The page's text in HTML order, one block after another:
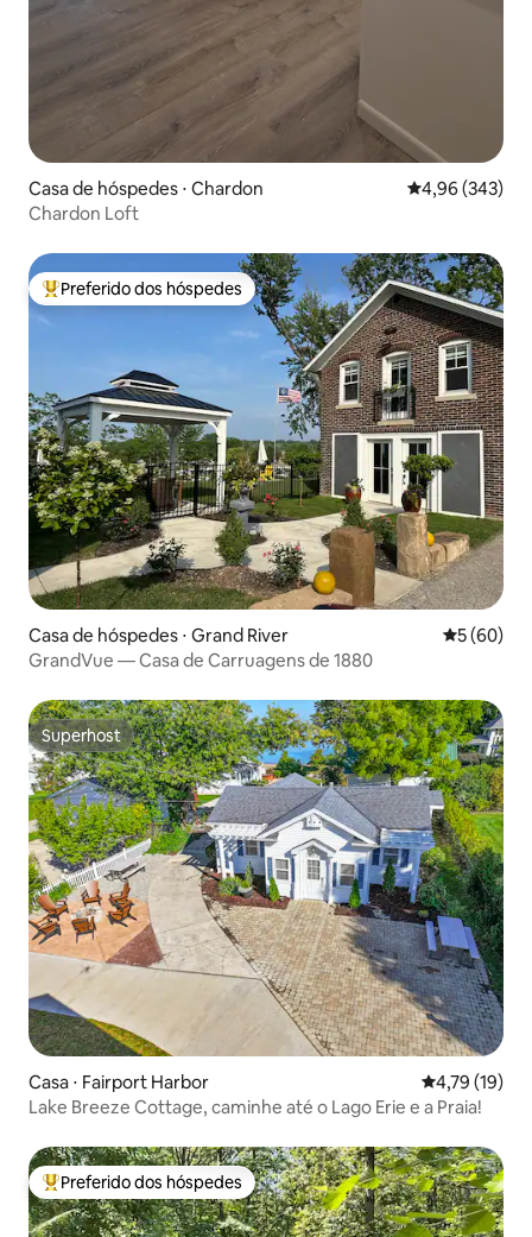
Casa de hóspedes ⋅ Chardon 4,96 de uma
4,96 (343)
Chardon Loft
Entre os melhores preferidos dos hóspedes
Preferido dos hóspedes
Casa de hóspedes ⋅ Grand River 5 de uma
5 (60)
GrandVue — Casa de Carruagens de 1880
Superhost
Superhost
Casa ⋅ Fairport Harbor 4,79 de uma
4,79 (19)
Lake Breeze Cottage, caminhe até o Lago Erie e a Praia!
Entre os melhores preferidos dos hóspedes
Preferido dos hóspedes